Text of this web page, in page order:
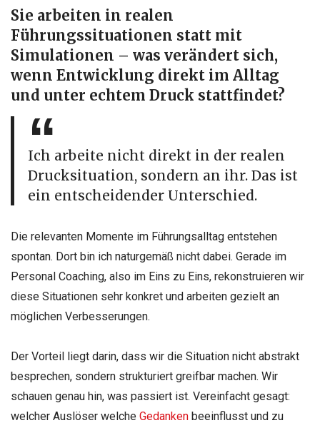
Sie arbeiten in realen
Führungssituationen statt mit
Simulationen – was verändert sich,
wenn Entwicklung direkt im Alltag
und unter echtem Druck stattfindet?
Ich arbeite nicht direkt in der realen
Drucksituation, sondern an ihr. Das ist
ein entscheidender Unterschied.
Die relevanten Momente im Führungsalltag entstehen
spontan. Dort bin ich naturgemäß nicht dabei. Gerade im
Personal Coaching, also im Eins zu Eins, rekonstruieren wir
diese Situationen sehr konkret und arbeiten gezielt an
möglichen Verbesserungen.
Der Vorteil liegt darin, dass wir die Situation nicht abstrakt
besprechen, sondern strukturiert greifbar machen. Wir
schauen genau hin, was passiert ist. Vereinfacht gesagt:
welcher Auslöser welche Gedanken beeinflusst und zu